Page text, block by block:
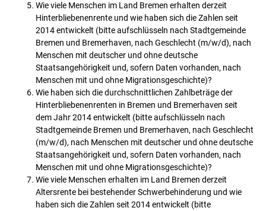
Wie viele Menschen im Land Bremen erhalten derzeit
Hinterbliebenenrente und wie haben sich die Zahlen seit
2014 entwickelt (bitte aufschlüsseln nach Stadtgemeinde
Bremen und Bremerhaven, nach Geschlecht (m/w/d), nach
Menschen mit deutscher und ohne deutsche
Staatsangehörigkeit und, sofern Daten vorhanden, nach
Menschen mit und ohne Migrationsgeschichte)?
Wie haben sich die durchschnittlichen Zahlbeträge der
Hinterbliebenenrenten in Bremen und Bremerhaven seit
dem Jahr 2014 entwickelt (bitte aufschlüsseln nach
Stadtgemeinde Bremen und Bremerhaven, nach Geschlecht
(m/w/d), nach Menschen mit deutscher und ohne deutsche
Staatsangehörigkeit und, sofern Daten vorhanden, nach
Menschen mit und ohne Migrationsgeschichte)?
Wie viele Menschen erhalten im Land Bremen derzeit
Altersrente bei bestehender Schwerbehinderung und wie
haben sich die Zahlen seit 2014 entwickelt (bitte